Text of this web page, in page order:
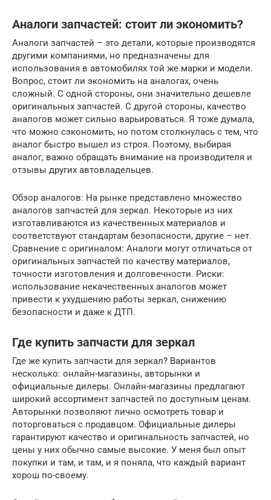
Аналоги запчастей: стоит ли экономить?
Аналоги запчастей – это детали, которые производятся
другими компаниями, но предназначены для
использования в автомобилях той же марки и модели.
Вопрос, стоит ли экономить на аналогах, очень
сложный. С одной стороны, они значительно дешевле
оригинальных запчастей. С другой стороны, качество
аналогов может сильно варьироваться. Я тоже думала,
что можно сэкономить, но потом столкнулась с тем, что
аналог быстро вышел из строя. Поэтому, выбирая
аналог, важно обращать внимание на производителя и
отзывы других автовладельцев.
Обзор аналогов: На рынке представлено множество
аналогов запчастей для зеркал. Некоторые из них
изготавливаются из качественных материалов и
соответствуют стандартам безопасности, другие – нет.
Сравнение с оригиналом: Аналоги могут отличаться от
оригинальных запчастей по качеству материалов,
точности изготовления и долговечности. Риски:
использование некачественных аналогов может
привести к ухудшению работы зеркал, снижению
безопасности и даже к ДТП.
Где купить запчасти для зеркал
Где же купить запчасти для зеркал? Вариантов
несколько: онлайн-магазины, авторынки и
официальные дилеры. Онлайн-магазины предлагают
широкий ассортимент запчастей по доступным ценам.
Авторынки позволяют лично осмотреть товар и
поторговаться с продавцом. Официальные дилеры
гарантируют качество и оригинальность запчастей, но
цены у них обычно самые высокие. У меня был опыт
покупки и там, и там, и я поняла, что каждый вариант
хорош по-своему.